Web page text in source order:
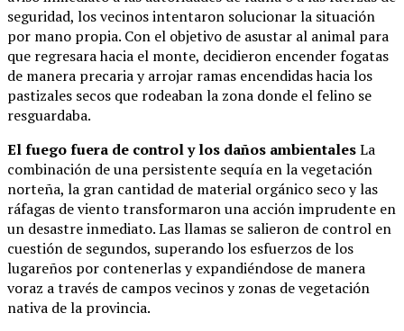
seguridad, los vecinos intentaron solucionar la situación
por mano propia. Con el objetivo de asustar al animal para
que regresara hacia el monte, decidieron encender fogatas
de manera precaria y arrojar ramas encendidas hacia los
pastizales secos que rodeaban la zona donde el felino se
resguardaba.
El fuego fuera de control y los daños ambientalesLa
combinación de una persistente sequía en la vegetación
norteña, la gran cantidad de material orgánico seco y las
ráfagas de viento transformaron una acción imprudente en
un desastre inmediato. Las llamas se salieron de control en
cuestión de segundos, superando los esfuerzos de los
lugareños por contenerlas y expandiéndose de manera
voraz a través de campos vecinos y zonas de vegetación
nativa de la provincia.